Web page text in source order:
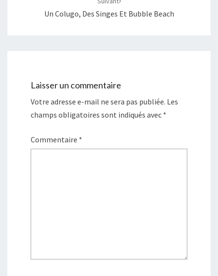
Un Colugo, Des Singes Et Bubble Beach
Laisser un commentaire
Votre adresse e-mail ne sera pas publiée. Les
champs obligatoires sont indiqués avec *
Commentaire *